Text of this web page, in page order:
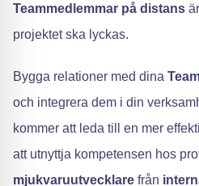
Teammedlemmar på distans
projektet ska lyckas.
Bygga relationer med dina
och integrera dem i din
kommer att leda till en mer
att utnyttja kompetensen hos
mjukvaruutvecklare från